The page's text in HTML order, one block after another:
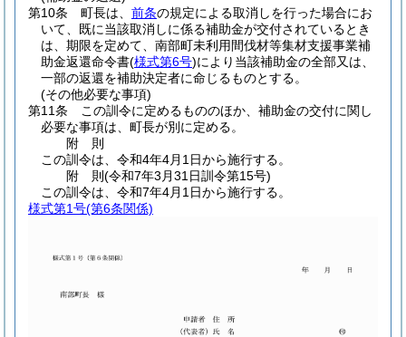
第10条
町長は、 前条の規定による取消しを行った場合にお
いて、既に当該取消しに係る補助金が交付されているとき
は、期限を定めて、南部町未利用間伐材等集材支援事業補
助金返還命令書(様式第6号)により当該補助金の全部又は、
一部の返還を補助決定者に命じるものとする。
(その他必要な事項)
第11条
この訓令に定めるもののほか、補助金の交付に関し
必要な事項は、町長が別に定める。
附 則
この訓令は、令和4年4月1日から施行する。
附 則(令和7年3月31日訓令第15号)
この訓令は、令和7年4月1日から施行する。
様式第1号(第6条関係)